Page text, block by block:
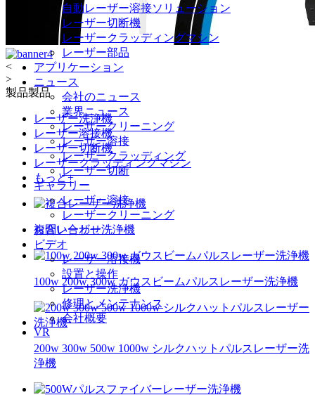
自動レーザー溶接ソリューション
レーザー切断機
レーザークラッディングマシン
レーザー部品
アプリケーション
ニュース
会社のニュース
業界ニュース
レーザークリーニング
レーザー溶接
レーザークラッディング
レーザー切断
ギャラリー
レーザー溶接
レーザークリーニング
お問い合わせ
ビデオ
レーザー溶接機
設置と操作
レーザー洗浄機
修理とメンテナンス
会社概要
VR
<
>
製品製品
レーザー洗浄機
レーザー溶接機
レーザー切断機
レーザークラッディングマシン
もっと+
複合レーザー洗浄機
100w 200w 300w ガウスビームパルスレーザー洗浄機
200w 300w 500w 1000w シルクハットパルスレーザー洗
浄機